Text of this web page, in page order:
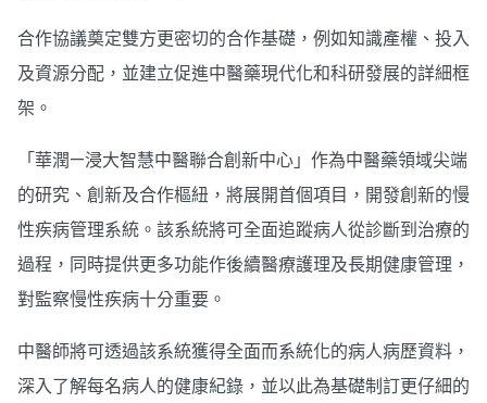
合作協議奠定雙方更密切的合作基礎，例如知識產權、投入
及資源分配，並建立促進中醫藥現代化和科研發展的詳細框
架。
「華潤—浸大智慧中醫聯合創新中心」作為中醫藥領域尖端
的研究、創新及合作樞紐，將展開首個項目，開發創新的慢
性疾病管理系統。該系統將可全面追蹤病人從診斷到治療的
過程，同時提供更多功能作後續醫療護理及長期健康管理，
對監察慢性疾病十分重要。
中醫師將可透過該系統獲得全面而系統化的病人病歷資料，
深入了解每名病人的健康紀錄，並以此為基礎制訂更仔細的